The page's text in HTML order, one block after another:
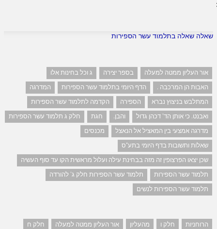
שאלה שאלה בתלמוד עשר הספירות
אור העליון ממטה למעלה בספר יצירה
ג וכל בחינות אלו
האבות הן המרכבה .
הדף היומי בתלמוד עשר הספירות
המדרגה
המתלבש בניצוץ נברא
הספירה
הקדמה לתלמוד עשר הספירות
ואבנט. כי אותן הד' דכהן גדול
והבן. חגת
חלק ג תלמוד עשר הספירות
מדרגה אמצעי בין המאציל אל הנאצל
מכנסים
שאלות ותשובות בדף היומי בתע"ס
שכן יצאו הפרצופין זה מזה בבחינת עילה ועלול מראשית הקו עד סוף העשיה
תלמוד עשר הספירות
תלמוד עשר הספירות חלק ג' להורדה
תלמוד עשר הספירות לנשים
הרוחניות חלק ו מהעליון אור העליון ממטה למעלה
חלק ח